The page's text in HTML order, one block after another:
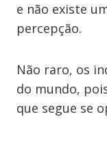
e não existe
percepção.
Não raro, os
do mundo,
que segue se